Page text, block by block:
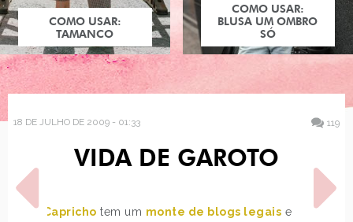
COMO USAR:
TAMANCO
COMO USAR:
BLUSA UM OMBRO
SÓ
18 DE JULHO DE 2009 - 01:33 119
VIDA DE GAROTO
A Capricho tem um monte de blogs legais e